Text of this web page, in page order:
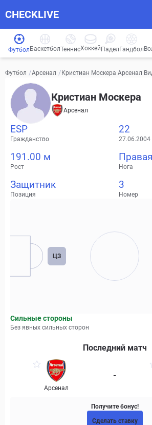
CHECKLIVE
Футбол БаскетболТеннисХоккей ПаделГандбол
Футбол /Арсенал /Кристиан Москера Арсенал
Кристиан Москера
Арсенал
ESP
Гражданство
22
27.06.2004
191.00 м
Рост
Правая
Нога
Защитник
Позиция
3
Номер
ЦЗ
Сильные стороны
Без явных сильных сторон
Последний матч
Арсенал
-
Получите бонус!
Сделать ставку